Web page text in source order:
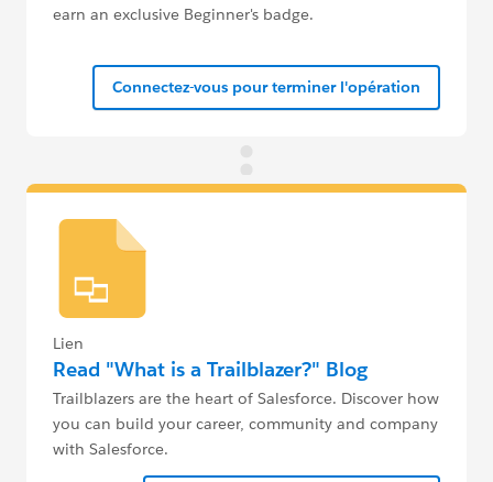
earn an exclusive Beginner's badge.
Connectez-vous pour terminer l'opération
Lien
Read "What is a Trailblazer?" Blog
Trailblazers are the heart of Salesforce. Discover how
you can build your career, community and company
with Salesforce.